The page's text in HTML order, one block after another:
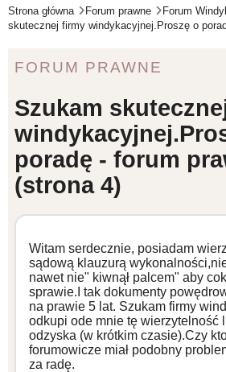
WZORY DOKUMENTÓW
FORUM PRAWNE
Strona główna Forum prawne Forum
skutecznej firmy windykacyjnej.Proszę o
FORUM PRAWNE
Szukam
poradę - forum
(strona 4)
Witam serdecznie, posiadam
sądową klauzurą
nawet nie" kiwnął palcem" aby
sprawie.I tak dokumenty
na prawie 5 lat. Szukam firmy
odkupi ode mnie tę wierzytelność
odzyska (w krótkim czasie).Czy
forumowicze miał podobny
za radę.